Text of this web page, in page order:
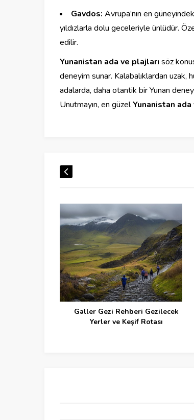
Gavdos: Avrupa’nın en
yıldızlarla dolu geceleriyle ünlüdür.
edilir.
Yunanistan ada ve plajları söz
deneyim sunar. Kalabalıklardan uzak,
adalarda, daha otantik bir Yunan
Unutmayın, en güzelYunanistan ada
Galler Gezi Rehberi Gezilecek
Yerler ve Keşif Rotası